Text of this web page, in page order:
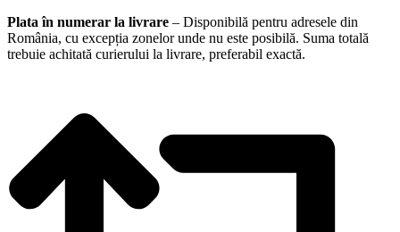
Plata în numerar la livrare – Disponibilă pentru adresele din
România, cu excepția zonelor unde nu este posibilă. Suma totală
trebuie achitată curierului la livrare, preferabil exactă.